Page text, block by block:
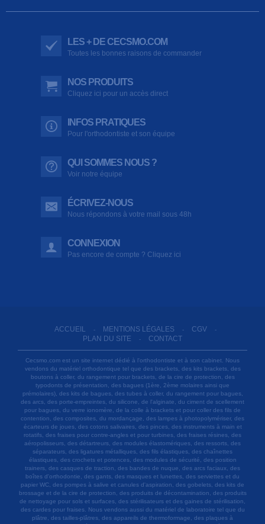
LES + DE CECSMO.COM
Toutes les bonnes raisons de commander
NOS PRODUITS
Cliquez ici pour un accès direct
INFOS PRATIQUES
Pour l'orthodontiste et son équipe
QUI SOMMES NOUS ?
Voir notre équipe
ÉCRIVEZ-NOUS
Nous répondons à votre mail sous 48h
CONNEXION
Pas encore de compte ? Cliquez ici
ACCUEIL - MENTIONS LÉGALES - CGV -
PLAN DU SITE - CONTACT
Cecsmo.com est un site internet dédié à l'orthodontiste et à son cabinet. Nous
vendons du matériel orthodontique tel que des brackets, des kits brackets, des
boutons à coller, du rangement pour brackets, de la cire de protection, des
typodonts de présentation, des bagues (1ère, 2ème molaires ainsi que
prémolaires), des kits de bagues, des tubes à coller, du rangement pour bagues,
des arcs, des porte-empreintes, du silicone, de l'alginate, du ciment de scellement
pour bagues, du verre ionomère, de la colle à brackets et pour coller des fils de
contention, des composites, du mordançage, des lampes à photopolymériser, des
écarteurs de joues, des cotons salivaires, des pinces, des instruments à main et
rotatifs, des fraises pour contre-angles et pour turbines, des fraises résines, des
aéropolisseurs, des détartreurs, des modules élastomériques, des ressorts, des
séparateurs, des ligatures métalliques, des fils élastiques, des chaînettes
élastiques, des crochets et potences, des modules de sécurité, des position
trainers, des casques de traction, des bandes de nuque, des arcs faciaux, des
boîtes d'orthodontie, des gants, des masques et lunettes, des serviettes et du
papier WC, des pompes à salive et canules d'aspiration, des gobelets, des kits de
brossage et de la cire de protection, des produits de décontamination, des produits
de nettoyage pour sols et surfaces, des stérilisateurs et des gaines de stérilisation,
des cardes pour fraises. Nous vendons aussi du matériel de laboratoire tel que du
plâtre, des tailles-plâtres, des appareils de thermoformage, des plaques à